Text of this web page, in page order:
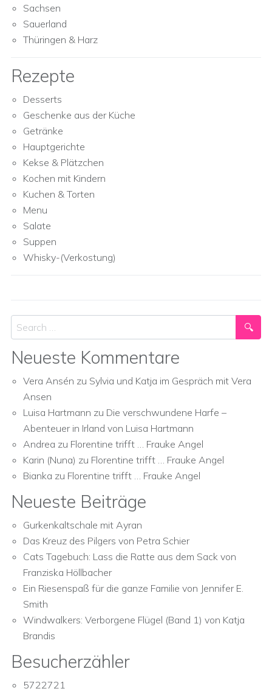
Sachsen
Sauerland
Thüringen & Harz
Rezepte
Desserts
Geschenke aus der Küche
Getränke
Hauptgerichte
Kekse & Plätzchen
Kochen mit Kindern
Kuchen & Torten
Menu
Salate
Suppen
Whisky-(Verkostung)
Search
Neueste Kommentare
Vera Ansén zu Sylvia und Katja im Gespräch mit Vera
Ansen
Luisa Hartmann zu Die verschwundene Harfe –
Abenteuer in Irland von Luisa Hartmann
Andrea zu Florentine trifft … Frauke Angel
Karin (Nuna) zu Florentine trifft … Frauke Angel
Bianka zu Florentine trifft … Frauke Angel
Neueste Beiträge
Gurkenkaltschale mit Ayran
Das Kreuz des Pilgers von Petra Schier
Cats Tagebuch: Lass die Ratte aus dem Sack von
Franziska Höllbacher
Ein Riesenspaß für die ganze Familie von Jennifer E.
Smith
Windwalkers: Verborgene Flügel (Band 1) von Katja
Brandis
Besucherzähler
5722721